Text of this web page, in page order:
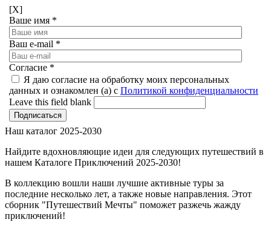
[X]
Ваше имя *
Ваш e-mail *
Согласие *
Я даю согласие на обработку моих персональных
данных и ознакомлен (а) с Политикой конфиденциальности
Leave this field blank
Наш каталог 2025-2030
Найдите вдохновляющие идеи для следующих путешествий в
нашем Каталоге Приключений 2025-2030!
В коллекцию вошли наши лучшие активные туры за
последние несколько лет, а также новые направления. Этот
сборник "Путешествий Мечты" поможет разжечь жажду
приключений!